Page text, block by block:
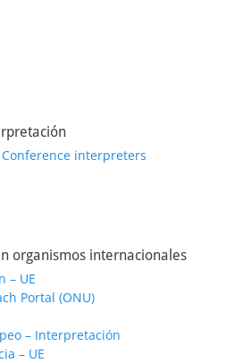
interpreters
organismos internacionales
– UE
Portal (ONU)
– Interpretación
– UE